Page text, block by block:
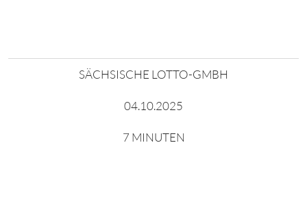
SÄCHSISCHE LOTTO-GMBH
04.10.2025
7 MINUTEN